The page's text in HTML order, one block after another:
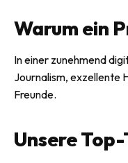
Warum ein
In einer zunehmend
Journalism, exzellente
Freunde.
Unsere